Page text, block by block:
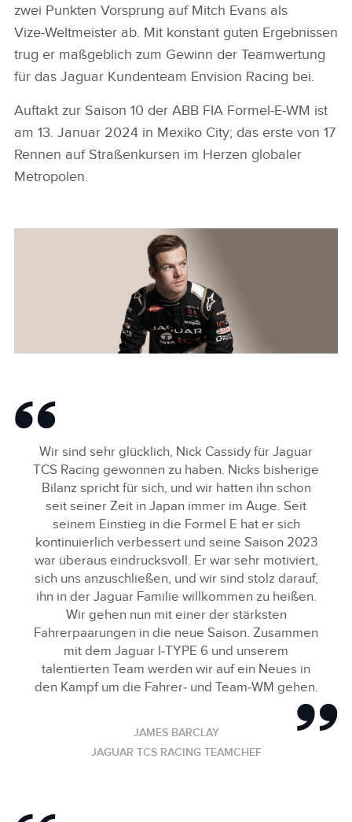
zwei Punkten Vorsprung auf Mitch Evans als
Vize‑Weltmeister ab. Mit konstant guten Ergebnissen
trug er maßgeblich zum Gewinn der Teamwertung
für das Jaguar Kundenteam Envision Racing bei.
Auftakt zur Saison 10 der ABB FIA Formel‑E‑WM ist
am 13. Januar 2024 in Mexiko City; das erste von 17
Rennen auf Straßenkursen im Herzen globaler
Metropolen.
X
Wir sind sehr glücklich, Nick Cassidy für Jaguar
TCS Racing gewonnen zu haben. Nicks bisherige
Bilanz spricht für sich, und wir hatten ihn schon
seit seiner Zeit in Japan immer im Auge. Seit
seinem Einstieg in die Formel E hat er sich
kontinuierlich verbessert und seine Saison 2023
war überaus eindrucksvoll. Er war sehr motiviert,
sich uns anzuschließen, und wir sind stolz darauf,
ihn in der Jaguar Familie willkommen zu heißen.
Wir gehen nun mit einer der stärksten
Fahrerpaarungen in die neue Saison. Zusammen
mit dem Jaguar I‑TYPE 6 und unserem
talentierten Team werden wir auf ein Neues in
den Kampf um die Fahrer‑ und Team‑WM gehen.
JAMES BARCLAY
JAGUAR TCS RACING TEAMCHEF